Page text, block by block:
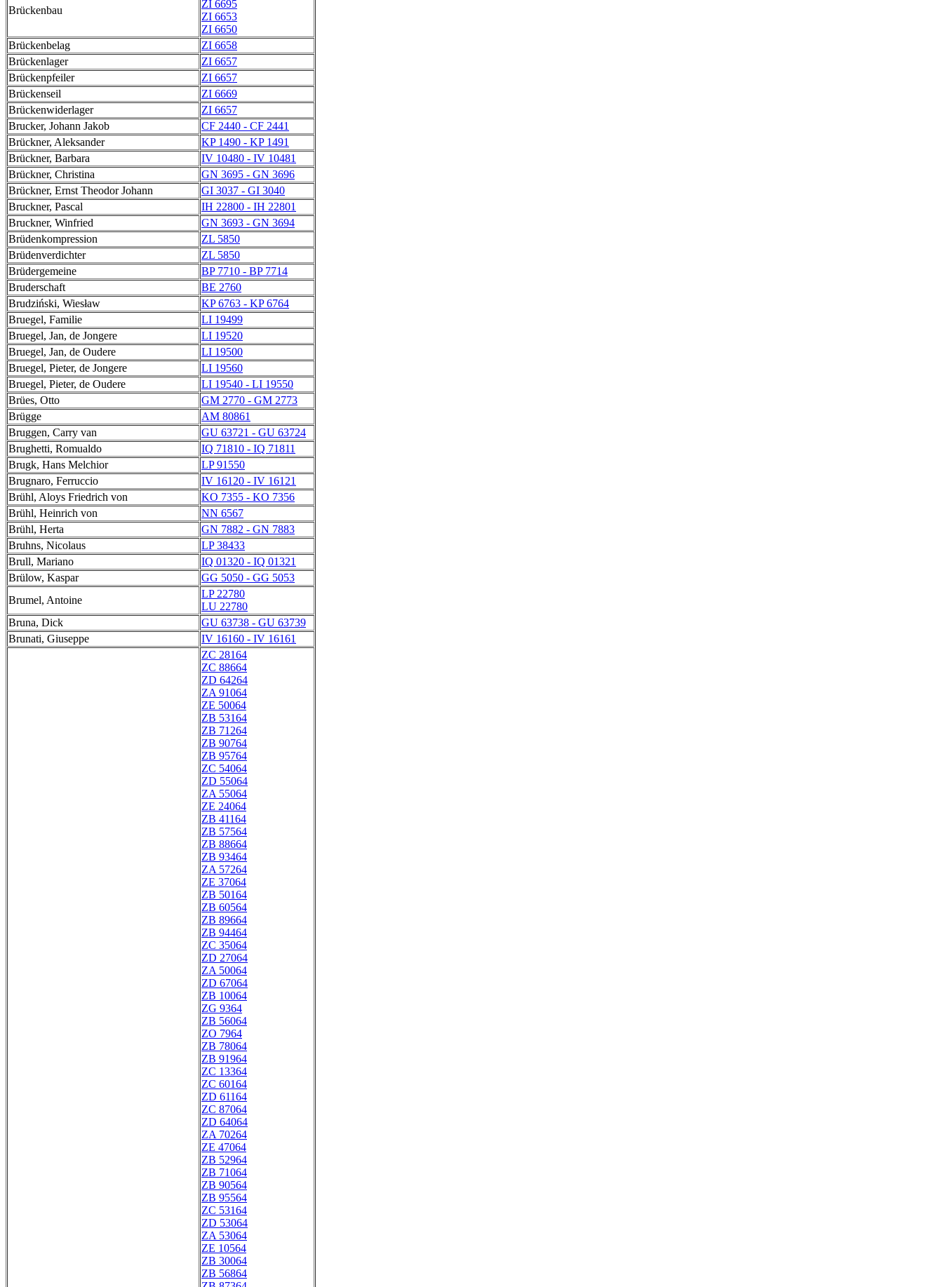
Brückenbau
ZI 6695
ZI 6653
ZI 6650
Brückenbelag
ZI 6658
Brückenlager
ZI 6657
Brückenpfeiler
ZI 6657
Brückenseil
ZI 6669
Brückenwiderlager
ZI 6657
Brucker, Johann Jakob
CF 2440 - CF 2441
Brückner, Aleksander
KP 1490 - KP 1491
Brückner, Barbara
IV 10480 - IV 10481
Brückner, Christina
GN 3695 - GN 3696
Brückner, Ernst Theodor Johann
GI 3037 - GI 3040
Bruckner, Pascal
IH 22800 - IH 22801
Bruckner, Winfried
GN 3693 - GN 3694
Brüdenkompression
ZL 5850
Brüdenverdichter
ZL 5850
Brüdergemeine
BP 7710 - BP 7714
Bruderschaft
BE 2760
Brudziński, Wiesław
KP 6763 - KP 6764
Bruegel, Familie
LI 19499
Bruegel, Jan, de Jongere
LI 19520
Bruegel, Jan, de Oudere
LI 19500
Bruegel, Pieter, de Jongere
LI 19560
Bruegel, Pieter, de Oudere
LI 19540 - LI 19550
Brües, Otto
GM 2770 - GM 2773
Brügge
AM 80861
Bruggen, Carry van
GU 63721 - GU 63724
Brughetti, Romualdo
IQ 71810 - IQ 71811
Brugk, Hans Melchior
LP 91550
Brugnaro, Ferruccio
IV 16120 - IV 16121
Brühl, Aloys Friedrich von
KO 7355 - KO 7356
Brühl, Heinrich von
NN 6567
Brühl, Herta
GN 7882 - GN 7883
Bruhns, Nicolaus
LP 38433
Brull, Mariano
IQ 01320 - IQ 01321
Brülow, Kaspar
GG 5050 - GG 5053
Brumel, Antoine
LP 22780
LU 22780
Bruna, Dick
GU 63738 - GU 63739
Brunati, Giuseppe
IV 16160 - IV 16161
ZC 28164
ZC 88664
ZD 64264
ZA 91064
ZE 50064
ZB 53164
ZB 71264
ZB 90764
ZB 95764
ZC 54064
ZD 55064
ZA 55064
ZE 24064
ZB 41164
ZB 57564
ZB 88664
ZB 93464
ZA 57264
ZE 37064
ZB 50164
ZB 60564
ZB 89664
ZB 94464
ZC 35064
ZD 27064
ZA 50064
ZD 67064
ZB 10064
ZG 9364
ZB 56064
ZO 7964
ZB 78064
ZB 91964
ZC 13364
ZC 60164
ZD 61164
ZC 87064
ZD 64064
ZA 70264
ZE 47064
ZB 52964
ZB 71064
ZB 90564
ZB 95564
ZC 53164
ZD 53064
ZA 53064
ZE 10564
ZB 30064
ZB 56864